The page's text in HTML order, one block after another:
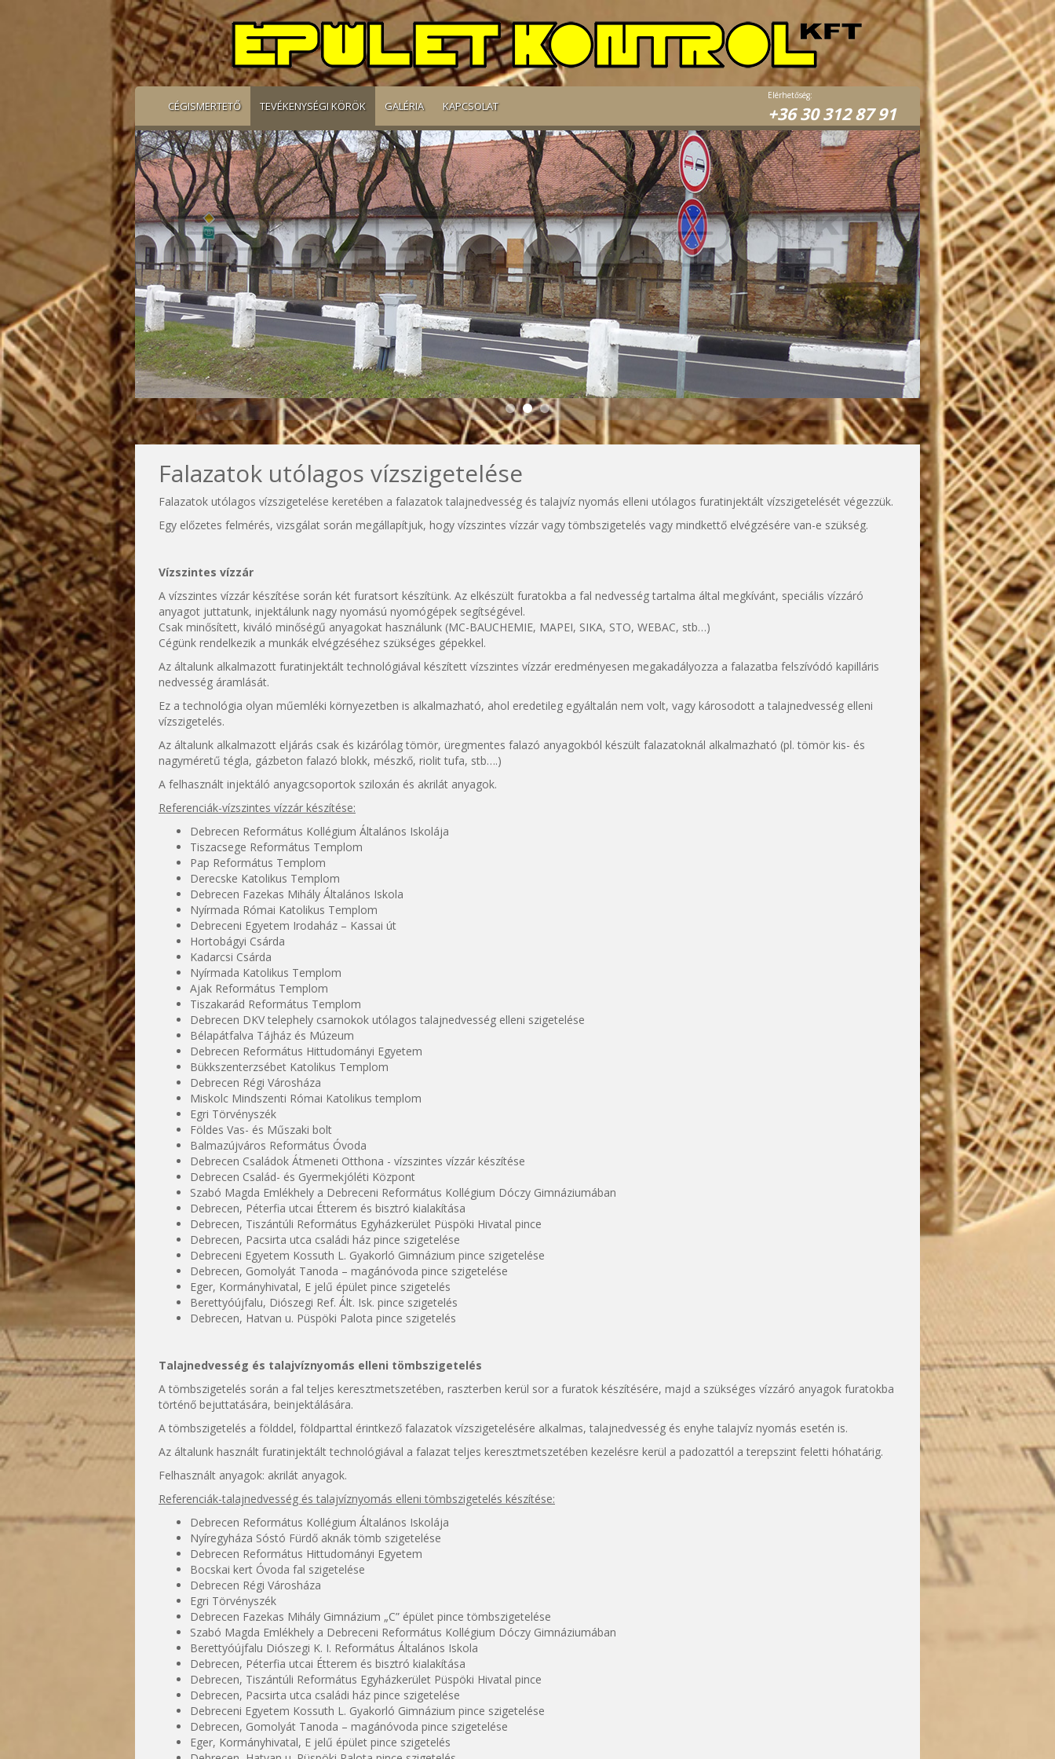
Elérhetőség:
+36 30 312 87 91
CÉGISMERTETŐ TEVÉKENYSÉGI KÖRÖK GALÉRIA KAPCSOLAT
Falazatok utólagos vízszigetelése
Falazatok utólagos vízszigetelése keretében a falazatok talajnedvesség és talajvíz nyomás elleni utólagos furatinjektált vízszigetelését végezzük.
Egy előzetes felmérés, vizsgálat során megállapítjuk, hogy vízszintes vízzár vagy tömbszigetelés vagy mindkettő elvégzésére van-e szükség.
Vízszintes vízzár
A vízszintes vízzár készítése során két furatsort készítünk. Az elkészült furatokba a fal nedvesség tartalma által megkívánt, speciális vízzáró
anyagot juttatunk, injektálunk nagy nyomású nyomógépek segítségével.
Csak minősített, kiváló minőségű anyagokat használunk (MC-BAUCHEMIE, MAPEI, SIKA, STO, WEBAC, stb…)
Cégünk rendelkezik a munkák elvégzéséhez szükséges gépekkel.
Az általunk alkalmazott furatinjektált technológiával készített vízszintes vízzár eredményesen megakadályozza a falazatba felszívódó kapilláris
nedvesség áramlását.
Ez a technológia olyan műemléki környezetben is alkalmazható, ahol eredetileg egyáltalán nem volt, vagy károsodott a talajnedvesség elleni
vízszigetelés.
Az általunk alkalmazott eljárás csak és kizárólag tömör, üregmentes falazó anyagokból készült falazatoknál alkalmazható (pl. tömör kis- és
nagyméretű tégla, gázbeton falazó blokk, mészkő, riolit tufa, stb….)
A felhasznált injektáló anyagcsoportok sziloxán és akrilát anyagok.
Referenciák-vízszintes vízzár készítése:
Debrecen Református Kollégium Általános Iskolája
Tiszacsege Református Templom
Pap Református Templom
Derecske Katolikus Templom
Debrecen Fazekas Mihály Általános Iskola
Nyírmada Római Katolikus Templom
Debreceni Egyetem Irodaház – Kassai út
Hortobágyi Csárda
Kadarcsi Csárda
Nyírmada Katolikus Templom
Ajak Református Templom
Tiszakarád Református Templom
Debrecen DKV telephely csarnokok utólagos talajnedvesség elleni szigetelése
Bélapátfalva Tájház és Múzeum
Debrecen Református Hittudományi Egyetem
Bükkszenterzsébet Katolikus Templom
Debrecen Régi Városháza
Miskolc Mindszenti Római Katolikus templom
Egri Törvényszék
Földes Vas- és Műszaki bolt
Balmazújváros Református Óvoda
Debrecen Családok Átmeneti Otthona - vízszintes vízzár készítése
Debrecen Család- és Gyermekjóléti Központ
Szabó Magda Emlékhely a Debreceni Református Kollégium Dóczy Gimnáziumában
Debrecen, Péterfia utcai Étterem és bisztró kialakítása
Debrecen, Tiszántúli Református Egyházkerület Püspöki Hivatal pince
Debrecen, Pacsirta utca családi ház pince szigetelése
Debreceni Egyetem Kossuth L. Gyakorló Gimnázium pince szigetelése
Debrecen, Gomolyát Tanoda – magánóvoda pince szigetelése
Eger, Kormányhivatal, E jelű épület pince szigetelés
Berettyóújfalu, Diószegi Ref. Ált. Isk. pince szigetelés
Debrecen, Hatvan u. Püspöki Palota pince szigetelés
Talajnedvesség és talajvíznyomás elleni tömbszigetelés
A tömbszigetelés során a fal teljes keresztmetszetében, raszterben kerül sor a furatok készítésére, majd a szükséges vízzáró anyagok furatokba
történő bejuttatására, beinjektálására.
A tömbszigetelés a földdel, földparttal érintkező falazatok vízszigetelésére alkalmas, talajnedvesség és enyhe talajvíz nyomás esetén is.
Az általunk használt furatinjektált technológiával a falazat teljes keresztmetszetében kezelésre kerül a padozattól a terepszint feletti hóhatárig.
Felhasznált anyagok: akrilát anyagok.
Referenciák-talajnedvesség és talajvíznyomás elleni tömbszigetelés készítése:
Debrecen Református Kollégium Általános Iskolája
Nyíregyháza Sóstó Fürdő aknák tömb szigetelése
Debrecen Református Hittudományi Egyetem
Bocskai kert Óvoda fal szigetelése
Debrecen Régi Városháza
Egri Törvényszék
Debrecen Fazekas Mihály Gimnázium „C” épület pince tömbszigetelése
Szabó Magda Emlékhely a Debreceni Református Kollégium Dóczy Gimnáziumában
Berettyóújfalu Diószegi K. I. Református Általános Iskola
Debrecen, Péterfia utcai Étterem és bisztró kialakítása
Debrecen, Tiszántúli Református Egyházkerület Püspöki Hivatal pince
Debrecen, Pacsirta utca családi ház pince szigetelése
Debreceni Egyetem Kossuth L. Gyakorló Gimnázium pince szigetelése
Debrecen, Gomolyát Tanoda – magánóvoda pince szigetelése
Eger, Kormányhivatal, E jelű épület pince szigetelés